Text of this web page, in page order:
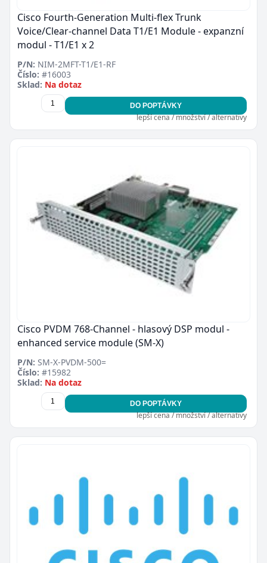
Cisco Fourth-Generation Multi-flex Trunk
Voice/Clear-channel Data T1/E1 Module - expanzní
modul - T1/E1 x 2
P/N: NIM-2MFT-T1/E1-RF
Číslo: #16003
Sklad: Na dotaz
DO POPTÁVKY
lepší cena / množství / alternativy
Cisco PVDM 768-Channel - hlasový DSP modul -
enhanced service module (SM-X)
P/N: SM-X-PVDM-500=
Číslo: #15982
Sklad: Na dotaz
DO POPTÁVKY
lepší cena / množství / alternativy